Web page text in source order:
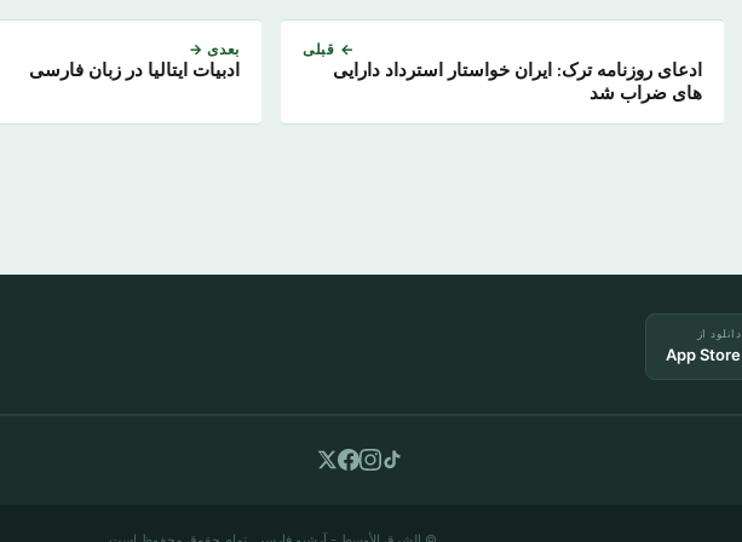
← قبلی
ادعای روزنامه ترک: ایران خواستار استرداد دارایی
های ضراب شد
بعدی →
ادبیات ایتالیا در زبان فارسی
دانلود از
App Store